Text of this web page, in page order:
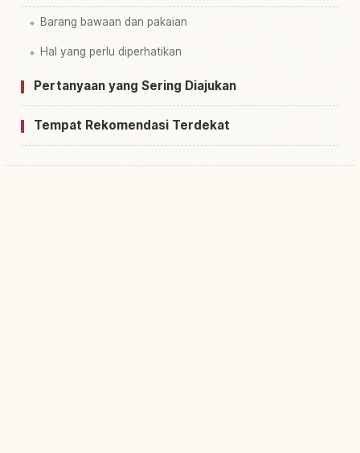
Barang bawaan dan pakaian
Hal yang perlu diperhatikan
Pertanyaan yang Sering Diajukan
Tempat Rekomendasi Terdekat